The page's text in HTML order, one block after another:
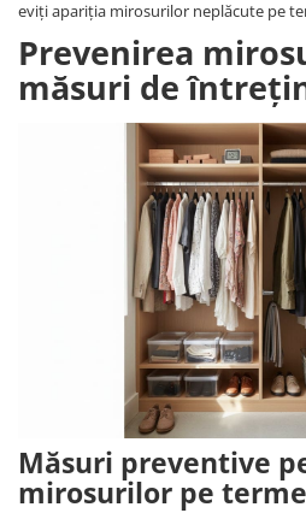
eviți apariția mirosurilor neplăcute pe
Prevenirea
măsuri de
Măsuri preventive
mirosurilor pe